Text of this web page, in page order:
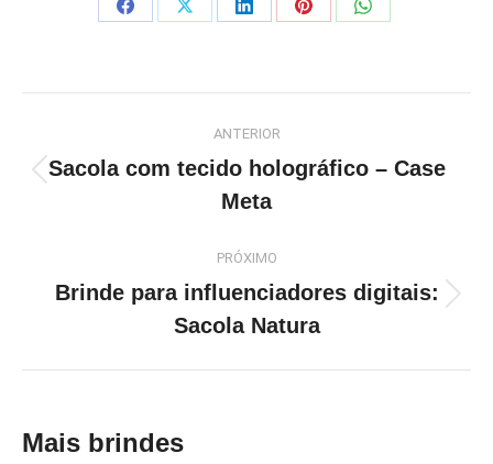
Share
Share
Share
Share
Share
navigation
ANTERIOR
Previous
project:
Sacola com tecido holográfico – Case
Meta
PRÓXIMO
Next
project:
Brinde para influenciadores digitais:
Sacola Natura
Mais brindes